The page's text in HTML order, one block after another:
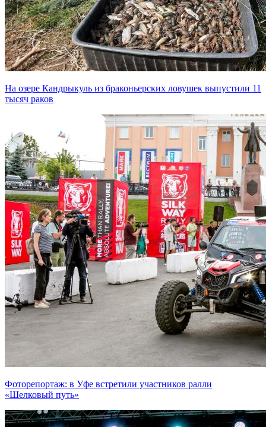
На озере Кандрыкуль из браконьерских ловушек выпустили 11
тысяч раков
Фоторепортаж: в Уфе встретили участников ралли
«Шелковый путь»